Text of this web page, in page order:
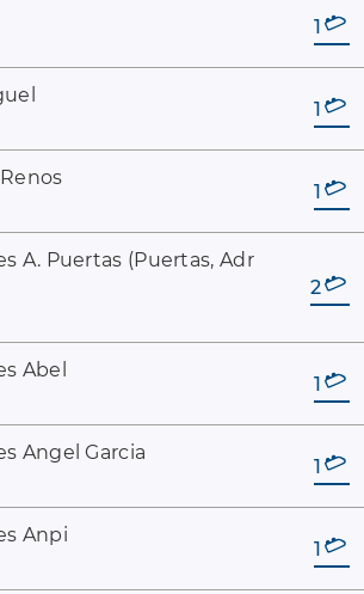
1
1
1
A. Puertas (Puertas, Adr
2
Abel
1
Angel Garcia
1
Anpi
1